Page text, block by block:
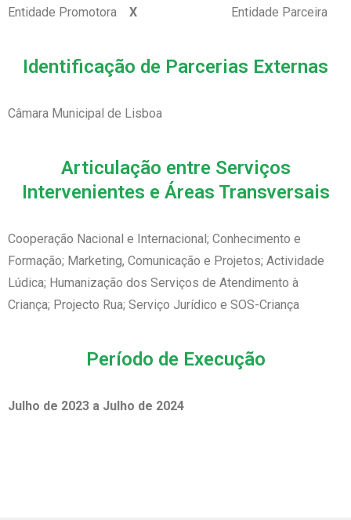
Entidade Promotora X Entidade Parceira
Identificação de Parcerias Externas
Câmara Municipal de Lisboa
Articulação entre Serviços
Intervenientes e Áreas Transversais
Cooperação Nacional e Internacional; Conhecimento e
Formação; Marketing, Comunicação e Projetos; Actividade
Lúdica; Humanização dos Serviços de Atendimento à
Criança; Projecto Rua; Serviço Jurídico e SOS-Criança
Período de Execução
Julho de 2023 a Julho de 2024